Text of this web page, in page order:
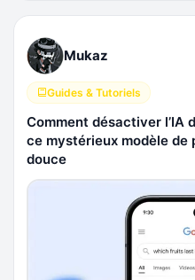
Mukaz
Guides & Tutoriels
Comment désactiver l’IA
ce mystérieux modèle de
douce